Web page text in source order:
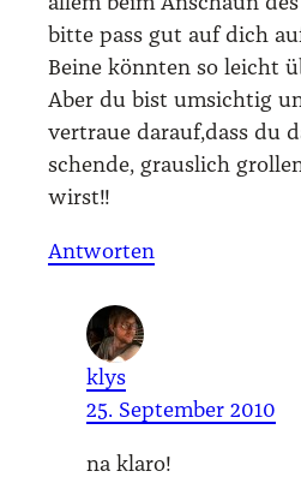
bit­te pass gut auf dich
Bei­ne könn­ten so leicht
Aber du bist umsich­tig
ver­traue darauf,dass du
schen­de, graus­lich
wirst!!
Antworten
klys
25. September 2010
na kla­ro!